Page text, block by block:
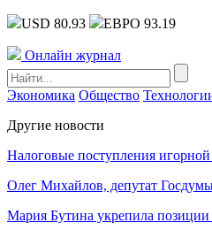
USD 80.93 ЕВРО 93.19
Онлайн журнал
Экономика Общество
Другие новости
Налоговые поступления
Олег Михайлов, депутат
Мария Бутина укрепила